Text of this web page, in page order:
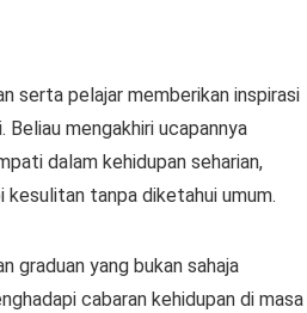
serta pelajar memberikan inspirasi
mengakhiri ucapannya
dalam kehidupan seharian,
kesulitan tanpa diketahui umum.
graduan yang bukan sahaja
cabaran kehidupan di masa